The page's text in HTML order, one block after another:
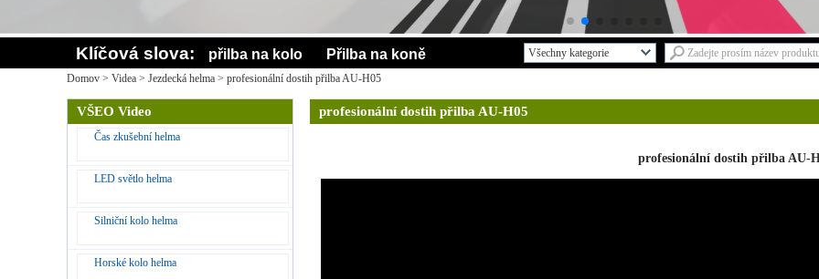
Klíčová slova: přilba na kolo Přilba na koně
Všechny kategorie
Nové vzoryL
Dospělé cyklistická přilbaL
Domov > Videa > Jezdecká helma > profesionální dostih přilba AU-H05
VŠEO Video
Čas zkušební helma
LED světlo helma
Silniční kolo helma
Horské kolo helma
profesionální dostih přilba AU-H05
profesionální dostih přilba AU-